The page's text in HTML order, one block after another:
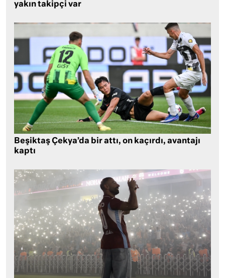
yakın takipçi var
Beşiktaş Çekya’da bir attı, on kaçırdı, avantajı
kaptı